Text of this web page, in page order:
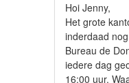
Hoi Jenny,
Het grote
inderdaad
Bureau de
iedere dag
16:00 uur.